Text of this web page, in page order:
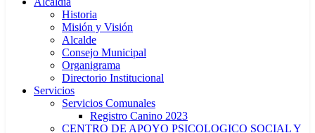
Historia
Misión y Visión
Alcalde
Consejo Municipal
Organigrama
Directorio Institucional
Servicios
Servicios Comunales
Registro Canino 2023
CENTRO DE APOYO PSICOLOGICO SOCIAL Y